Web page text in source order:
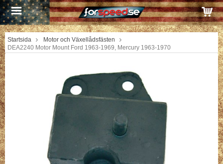
Startsida
Motor och Växellådsfästen
DEA2240 Motor Mount Ford 1963-1969, Mercury 1963-1970